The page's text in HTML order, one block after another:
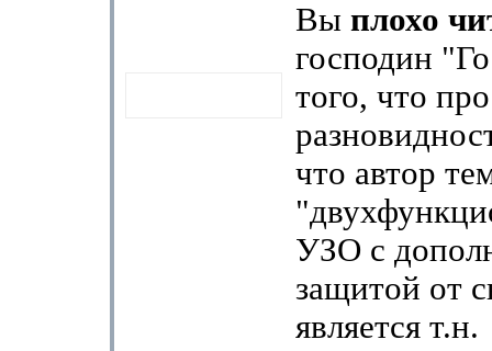
Вы плохо
господин
того, что
что автор
УЗО с
защитой от
является т.н.